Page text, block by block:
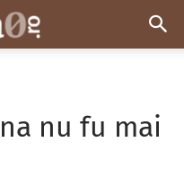
nu fu mai